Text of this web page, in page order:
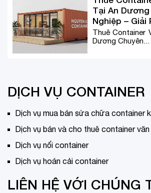
Tại An
Nghiệp – Giải
Thuê Container
Dương Chuyên...
DỊCH VỤ CONTAINER
Dịch vụ mua bán sửa chữa container
Dịch vụ bán và cho thuê container
Dịch vụ nối container
Dịch vụ hoán cải container
LIÊN HỆ VỚI CHÚNG